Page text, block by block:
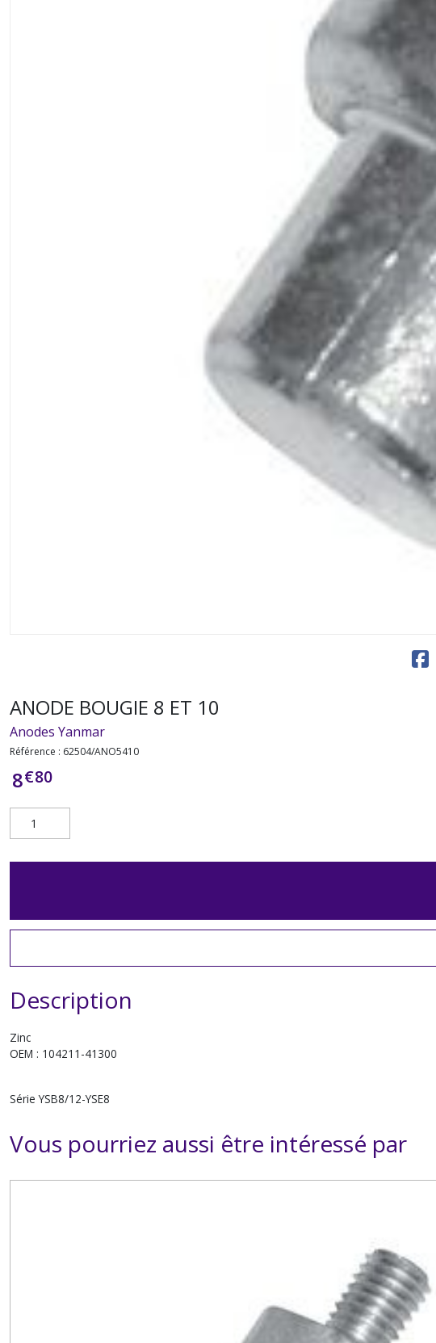
ANODE BOUGIE 8 ET 10
Anodes Yanmar
Référence : 62504/ANO5410
8€80
Description
Zinc
OEM : 104211-41300
Série YSB8/12-YSE8
Vous pourriez aussi être intéressé par